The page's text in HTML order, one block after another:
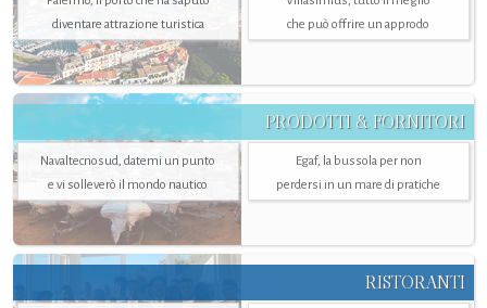
diventare attrazione turistica
che può offrire un approdo
PRODOTTI & FORNITORI
Navaltecnosud, datemi un punto
e vi solleverò il mondo nautico
Egaf, la bussola per non
perdersi in un mare di pratiche
RISTORANTI